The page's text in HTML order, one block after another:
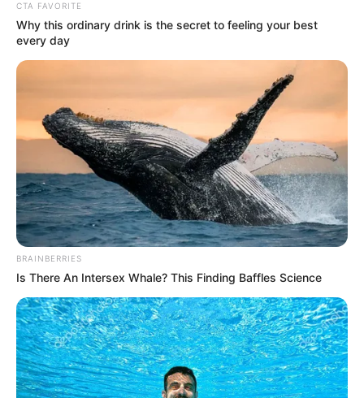
SELEBRITI
Mengagumkan, 10 Perubahan
CTA FAVORITE
Why this ordinary drink is the secret to feeling your best
every day
BRAINBERRIES
Is There An Intersex Whale? This Finding Baffles Science